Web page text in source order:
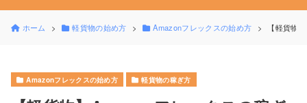
ホーム 軽貨物の始め方 Amazonフレックスの始め方 【軽貨物
Amazonフレックスの始め方 軽貨物の稼ぎ方